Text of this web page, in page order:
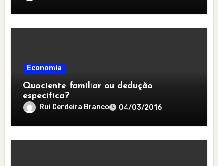
Economia
Quociente familiar ou dedução
específica?
Rui Cerdeira Branco 04/03/2016